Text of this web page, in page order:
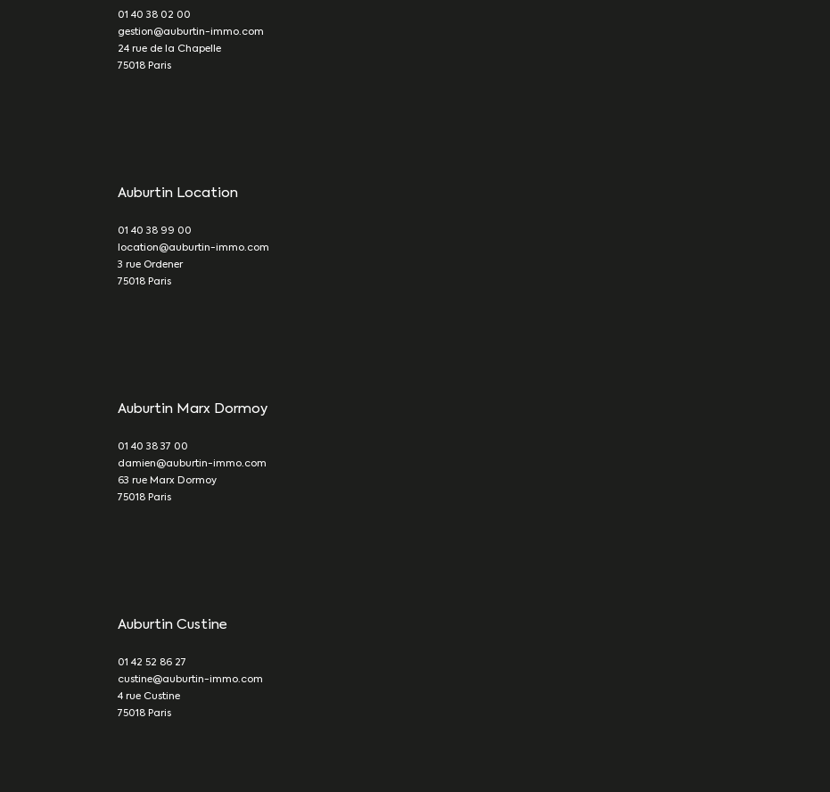
01 40 38 02 00
gestion@auburtin-immo.com
24 rue de la Chapelle
75018
Paris
Auburtin Location
01 40 38 99 00
location@auburtin-immo.com
3 rue Ordener
75018
Paris
Auburtin Marx Dormoy
01 40 38 37 00
damien@auburtin-immo.com
63 rue Marx Dormoy
75018
Paris
Auburtin Custine
01 42 52 86 27
custine@auburtin-immo.com
4 rue Custine
75018
Paris